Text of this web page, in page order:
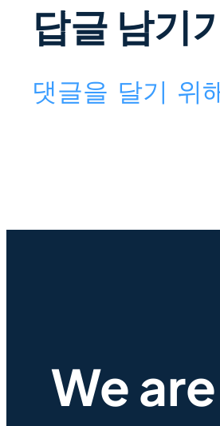
답글 남기
댓글을 달기 위
We